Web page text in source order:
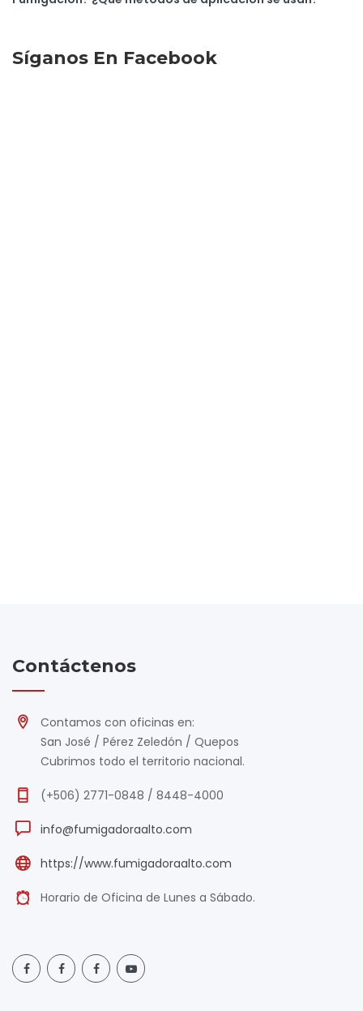
Síganos En Facebook
Contáctenos
Contamos con oficinas en:
San José / Pérez Zeledón / Quepos
Cubrimos todo el territorio nacional.
(+506) 2771-0848 / 8448-4000
info@fumigadoraalto.com
https://www.fumigadoraalto.com
Horario de Oficina de Lunes a Sábado.